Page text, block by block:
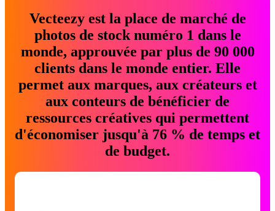
Vecteezy est la place de marché de
photos de stock numéro 1 dans le
monde, approuvée par plus de 90 000
clients dans le monde entier. Elle
permet aux marques, aux créateurs et
aux conteurs de bénéficier de
ressources créatives qui permettent
d'économiser jusqu'à 76 % de temps et
de budget.